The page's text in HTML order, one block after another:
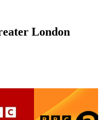
London